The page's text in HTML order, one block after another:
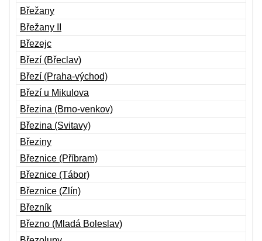
Břežany
Břežany II
Březejc
Březí (Břeclav)
Březí (Praha-východ)
Březí u Mikulova
Březina (Brno-venkov)
Březina (Svitavy)
Březiny
Březnice (Příbram)
Březnice (Tábor)
Březnice (Zlín)
Březník
Březno (Mladá Boleslav)